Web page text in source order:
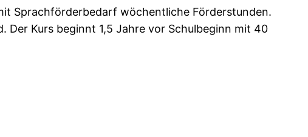
Sprachförderbedarf wöchentliche Förderstunden.
Kurs beginnt 1,5 Jahre vor Schulbeginn mit 40